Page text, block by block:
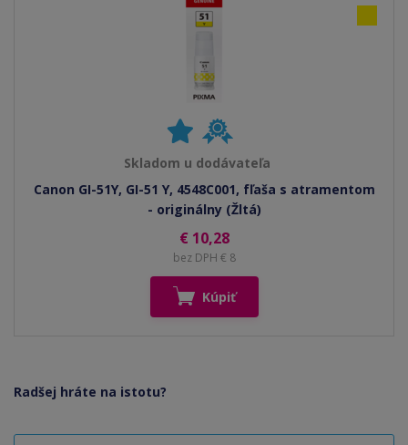
Skladom u dodávateľa
Canon GI-51Y, GI-51 Y, 4548C001, fľaša s atramentom
- originálny (Žltá)
€ 10,28
bez DPH € 8
Kúpiť
Radšej hráte na istotu?